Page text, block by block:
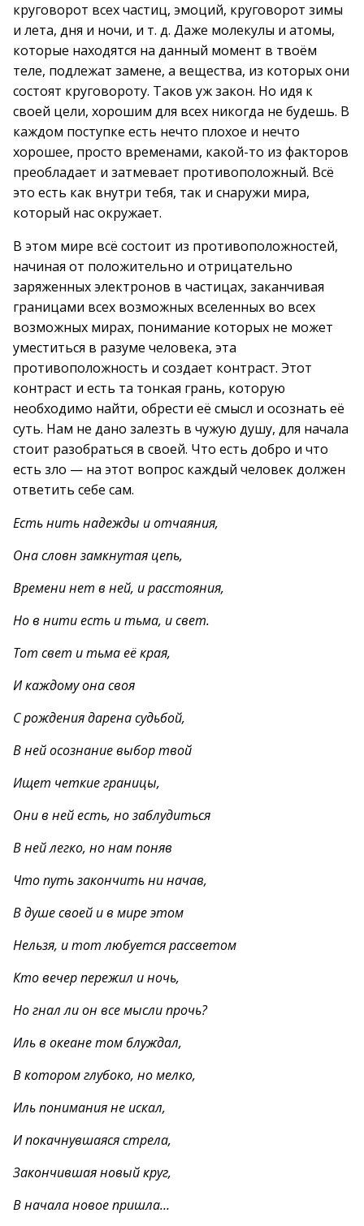
круговорот всех частиц, эмоций, круговорот зимы
и лета, дня и ночи, и т. д. Даже молекулы и атомы,
которые находятся на данный момент в твоём
теле, подлежат замене, а вещества, из которых они
состоят круговороту. Таков уж закон. Но идя к
своей цели, хорошим для всех никогда не будешь. В
каждом поступке есть нечто плохое и нечто
хорошее, просто временами, какой-то из факторов
преобладает и затмевает противоположный. Всё
это есть как внутри тебя, так и снаружи мира,
который нас окружает.
В этом мире всё состоит из противоположностей,
начиная от положительно и отрицательно
заряженных электронов в частицах, заканчивая
границами всех возможных вселенных во всех
возможных мирах, понимание которых не может
уместиться в разуме человека, эта
противоположность и создает контраст. Этот
контраст и есть та тонкая грань, которую
необходимо найти, обрести её смысл и осознать её
суть. Нам не дано залезть в чужую душу, для начала
стоит разобраться в своей. Что есть добро и что
есть зло — на этот вопрос каждый человек должен
ответить себе сам.
Есть нить надежды и отчаяния,
Она словн замкнутая цепь,
Времени нет в ней, и расстояния,
Но в нити есть и тьма, и свет.
Тот свет и тьма её края,
И каждому она своя
С рождения дарена судьбой,
В ней осознание выбор твой
Ищет четкие границы,
Они в ней есть, но заблудиться
В ней легко, но нам поняв
Что путь закончить ни начав,
В душе своей и в мире этом
Нельзя, и тот любуется рассветом
Кто вечер пережил и ночь,
Но гнал ли он все мысли прочь?
Иль в океане том блуждал,
В котором глубоко, но мелко,
Иль понимания не искал,
И покачнувшаяся стрела,
Закончившая новый круг,
В начала новое пришла…